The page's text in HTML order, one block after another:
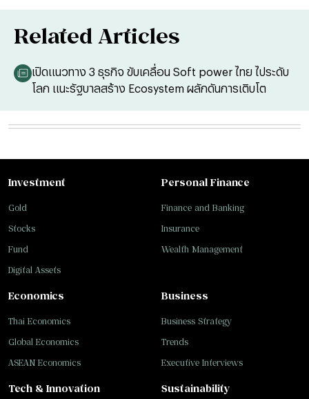
Related Articles
เปิดแนวทาง 3 ธุรกิจ ขับเคลื่อน Soft power ไทย ไประดับ
โลก แนะรัฐบาลสร้าง Ecosystem ผลักดันการเติบโต
Investment
Gold
Stocks
Fund
Digital Assets
Personal Finance
Finance and Banking
Insurance
Wealth Management
Business
Business Strategy
Trends
Executive Interviews
Tech & Innovation Sustainability
Economics
Thai Economics
Global Economics
ASEAN Economics